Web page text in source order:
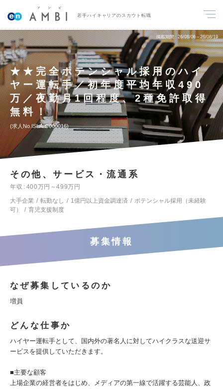
若手ハイキャリアのスカウト転職
掲載期間 26/08/06～26/08/19
★★完全ポテンシャル採用のハイ
ヤー運転手／初年度平均年収490
万／夜勤月1回程度、2種免許取得
無料！
求人No.ISLA-C000016
その他、サービス・流通系
年収
400万円～499万円
大手企業
転勤なし 1億円以上資金調達済
ポテンシャル採用（未経験
可）
育児支援制度
募集情報
なぜ募集しているのか
増員
どんな仕事か
ハイヤー運転手として、国内外の著名人に対してハイクラスな送迎サ
ービスを提供していただきます。
■主要な顧客
上場企業の経営者をはじめ、メディアの第一線で活躍する芸能人、政